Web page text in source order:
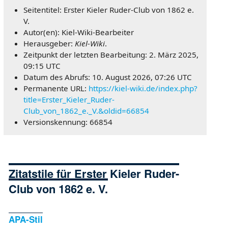
Seitentitel: Erster Kieler Ruder-Club von 1862 e.
V.
Autor(en): Kiel-Wiki-Bearbeiter
Herausgeber:Kiel-Wiki.
Zeitpunkt der letzten Bearbeitung: 2. März 2025,
09:15 UTC
Datum des Abrufs: 10. August 2026, 07:26 UTC
Permanente URL: https://kiel-wiki.de/index.php?
title=Erster_Kieler_Ruder-
Club_von_1862_e._V.&oldid=66854
Versionskennung: 66854
Zitatstile für Erster Kieler Ruder-
Club von 1862 e. V.
APA-Stil